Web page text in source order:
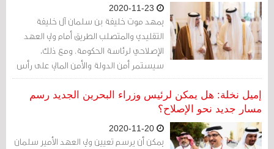
يمهد موت خليفة بن سلمان آل خليفة
التقليدي والمتصلب الطريق أمام ولي العهد
الإصلاحي لرئاسة الحكومة. ومع ذلك،
سيستمر أمن الدولة والأمن المالي على رأس
أولويات البحرين.
إميل نخلة: هل يمكن لرئيس وزراء البحرين الجديد رسم
مسار جديد نحو الإصلاح؟
يمكن أن يرسم تعيين ولي العهد الأمير سلمان